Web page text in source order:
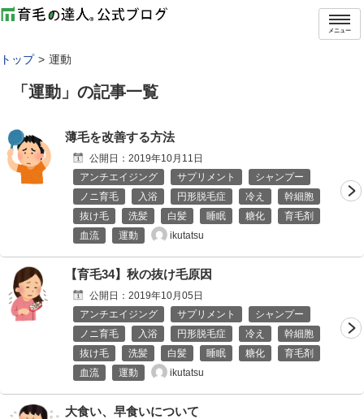
メニュー
トップ 運動
「 運動 」の記事一覧
薄毛を改善する方法
公開日： 2019年10月11日
アンチエイジング
サプリメント
シャンプー
ノニ育毛
入浴 円形脱毛症 冷え
幹細胞
抜け毛
洗髪 白髪 睡眠 糖化
育毛剤
血流
運動 ikutatsu
【育毛34】秋の抜け毛原因
公開日： 2019年10月05日
アンチエイジング
サプリメント
シャンプー
ノニ育毛
入浴 円形脱毛症 冷え
幹細胞
抜け毛
洗髪 白髪 睡眠 糖化
育毛剤
血流
運動 ikutatsu
大食い、早食いについて